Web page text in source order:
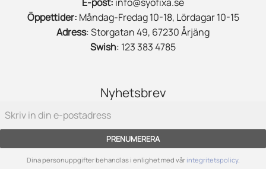
Öppettider: Måndag-Fredag 10-18, Lördagar 10-15
Adress: Storgatan 49, 67230 Årjäng
Swish: 123 383 4785
Nyhetsbrev
PRENUMERERA
Dina personuppgifter behandlas i enlighet med vår integritetspolicy.